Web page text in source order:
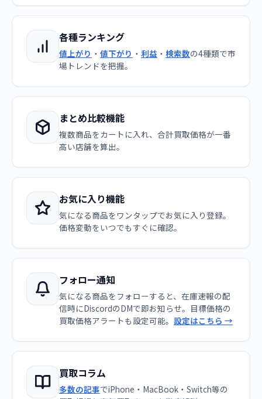
各種ランキング
値上がり ・ 値下がり ・ 利益 ・ 検索数の4種類で市
場トレンドを把握。
まとめ比較機能
複数商品をカートに入れ、合計買取価格が一番
高い店舗を算出。
お気に入り機能
気になる商品をワンタップでお気に入り登録。
価格変動をいつでもすぐに確認。
フォロー通知
気になる商品をフォローすると、在庫速報の配
信時にDiscordのDMで即お知らせ。目標価格の
買取価格アラートも設定可能。 設定はこちら →
買取コラム
多数の記事でiPhone・MacBook・Switch等の